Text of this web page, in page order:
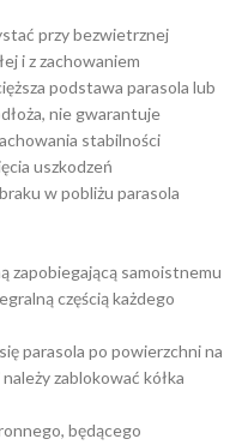
przy bezwietrznej
i z zachowaniem
podstawa parasola lub
nie gwarantuje
stabilności
uszkodzeń
w pobliżu parasola
zapobiegającą samoistnemu
częścią każdego
parasola po powierzchni na
zablokować kółka
będącego